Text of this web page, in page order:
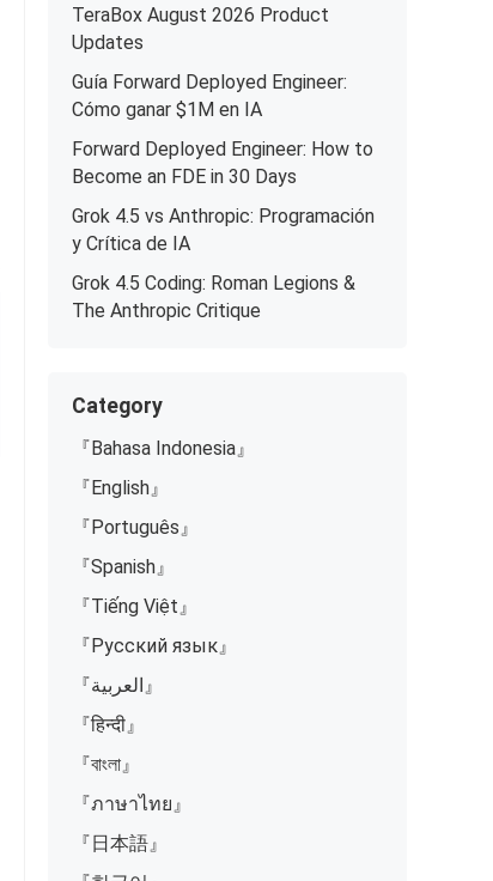
TeraBox August 2026 Product
Updates
Guía Forward Deployed Engineer:
Cómo ganar $1M en IA
Forward Deployed Engineer: How to
Become an FDE in 30 Days
Grok 4.5 vs Anthropic: Programación
y Crítica de IA
Grok 4.5 Coding: Roman Legions &
The Anthropic Critique
Category
『Bahasa Indonesia』
『English』
『Português』
『Spanish』
『Tiếng Việt』
『Русский язык』
『العربية』
『हिन्दी』
『বাংলা』
『ภาษาไทย』
『日本語』